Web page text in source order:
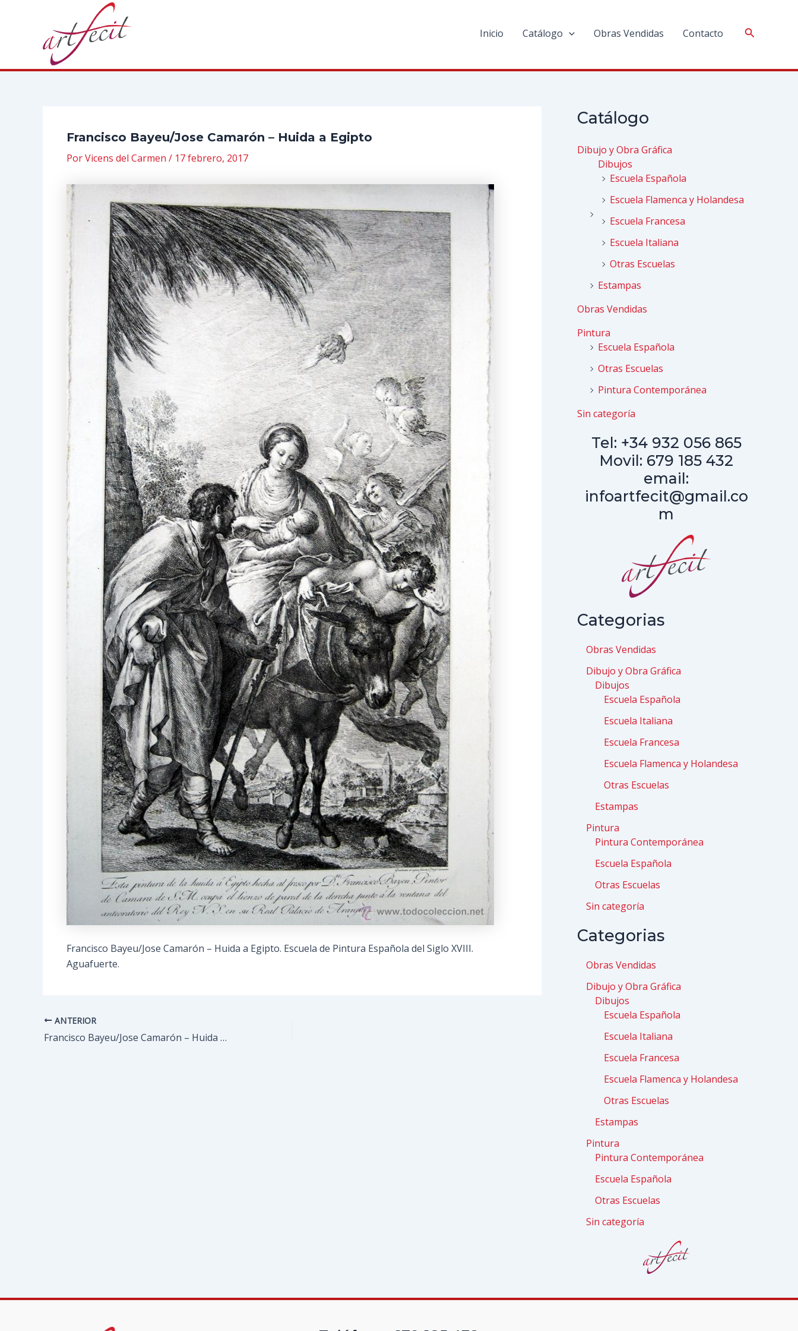
Inicio Catálogo Obras Vendidas Contacto
Francisco Bayeu/Jose Camarón – Huida a Egipto
PorVicens del Carmen / 17 febrero, 2017
Francisco Bayeu/Jose Camarón – Huida a Egipto. Escuela de Pintura Española del Siglo XVIII.
Aguafuerte.
Navegación
de
ANTERIOR
Francisco Bayeu/Jose Camarón – Huida a Egipto
Catálogo
Dibujo y Obra Gráfica
Dibujos
Escuela Española
Escuela Flamenca y Holandesa
Escuela Francesa
Escuela Italiana
Otras Escuelas
Estampas
Obras Vendidas
Pintura
Escuela Española
Otras Escuelas
Pintura Contemporánea
Sin categoría
Tel: +34 932 056 865
Movil: 679 185 432
email:
infoartfecit@gmail.co
m
Categorias
Obras Vendidas
Dibujo y Obra Gráfica
Dibujos
Escuela Española
Escuela Italiana
Escuela Francesa
Escuela Flamenca y Holandesa
Otras Escuelas
Estampas
Pintura
Pintura Contemporánea
Escuela Española
Otras Escuelas
Sin categoría
Categorias
Obras Vendidas
Dibujo y Obra Gráfica
Dibujos
Escuela Española
Escuela Italiana
Escuela Francesa
Escuela Flamenca y Holandesa
Otras Escuelas
Estampas
Pintura
Pintura Contemporánea
Escuela Española
Otras Escuelas
Sin categoría